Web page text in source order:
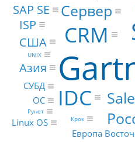
CRM
IDC
Сервер
SAP SE
ISP
США
Азия
СУБД
ОС
Linux OS
Европа
Крок
UNIX
Рунет